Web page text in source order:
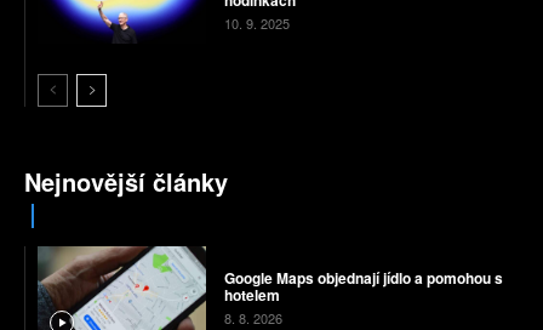
10. 9. 2025
Nejnovější články
Google Maps objednají jídlo a pomohou s
hotelem
8. 8. 2026